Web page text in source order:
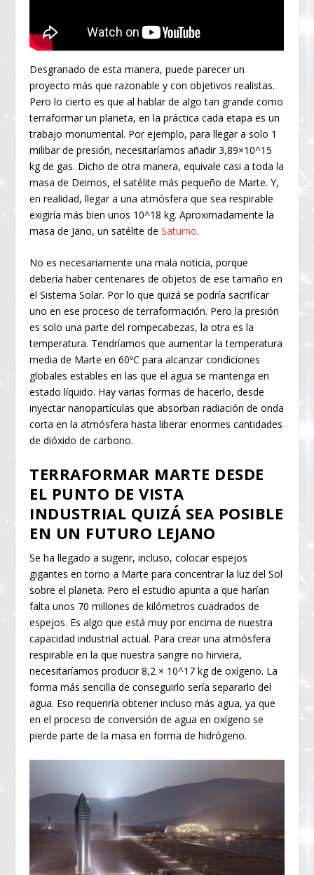
Desgranado de esta manera, puede parecer un
proyecto más que razonable y con objetivos realistas.
Pero lo cierto es que al hablar de algo tan grande como
terraformar un planeta, en la práctica cada etapa es un
trabajo monumental. Por ejemplo, para llegar a solo 1
milibar de presión, necesitaríamos añadir 3,89×10^15
kg de gas. Dicho de otra manera, equivale casi a toda la
masa de Deimos, el satélite más pequeño de Marte. Y,
en realidad, llegar a una atmósfera que sea respirable
exigiría más bien unos 10^18 kg. Aproximadamente la
masa de Jano, un satélite deSaturno.
No es necesariamente una mala noticia, porque
debería haber centenares de objetos de ese tamaño en
el Sistema Solar. Por lo que quizá se podría sacrificar
uno en ese proceso de terraformación. Pero la presión
es solo una parte del rompecabezas, la otra es la
temperatura. Tendríamos que aumentar la temperatura
media de Marte en 60ºC para alcanzar condiciones
globales estables en las que el agua se mantenga en
estado líquido. Hay varias formas de hacerlo, desde
inyectar nanopartículas que absorban radiación de onda
corta en la atmósfera hasta liberar enormes cantidades
de dióxido de carbono.
TERRAFORMAR MARTE DESDE
EL PUNTO DE VISTA
INDUSTRIAL QUIZÁ SEA POSIBLE
EN UN FUTURO LEJANO
Se ha llegado a sugerir, incluso, colocar espejos
gigantes en torno a Marte para concentrar la luz del Sol
sobre el planeta. Pero el estudio apunta a que harían
falta unos 70 millones de kilómetros cuadrados de
espejos. Es algo que está muy por encima de nuestra
capacidad industrial actual. Para crear una atmósfera
respirable en la que nuestra sangre no hirviera,
necesitaríamos producir 8,2 × 10^17 kg de oxígeno. La
forma más sencilla de conseguirlo sería separarlo del
agua. Eso requeriría obtener incluso más agua, ya que
en el proceso de conversión de agua en oxígeno se
pierde parte de la masa en forma de hidrógeno.